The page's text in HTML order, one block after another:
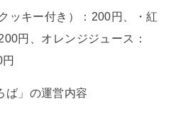
ッキー付き）：200円、・紅
円、オレンジジュース：
ば」の運営内容